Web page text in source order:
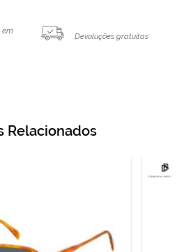
em
Devoluções gratuitas
Relacionados